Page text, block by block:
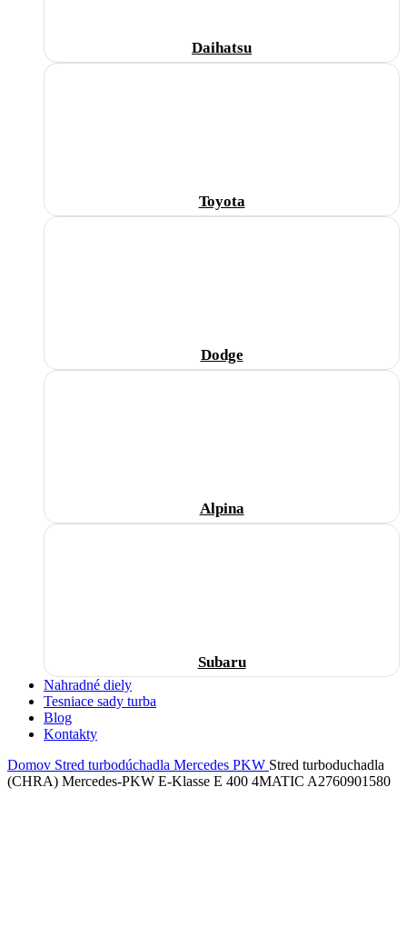
Daihatsu
Toyota
Dodge
Alpina
Subaru
Nahradné diely
Tesniace sady turba
Blog
Kontakty
Domov Stred turbodúchadla Mercedes PKW Stred turboduchadla
(CHRA) Mercedes-PKW E-Klasse E 400 4MATIC A2760901580